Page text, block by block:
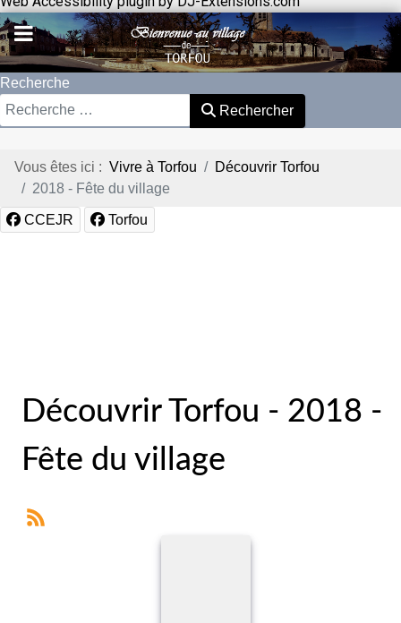
Recherche
Rechercher
Vous êtes ici : Vivre à Torfou
Découvrir Torfou
2018 - Fête du village
CCEJR Torfou
Découvrir Torfou - 2018 -
Fête du village